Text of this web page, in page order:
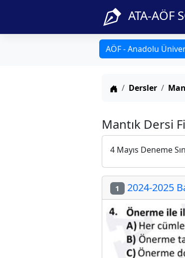
ATA-AÖF
AÖF - Anadolu
Anasayfa
Dersler
Mantık Dersi
4 Mayıs Deneme
1 2024-2025